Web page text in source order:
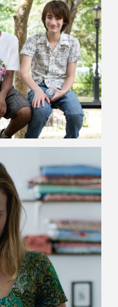
FORMAT
FORMAT